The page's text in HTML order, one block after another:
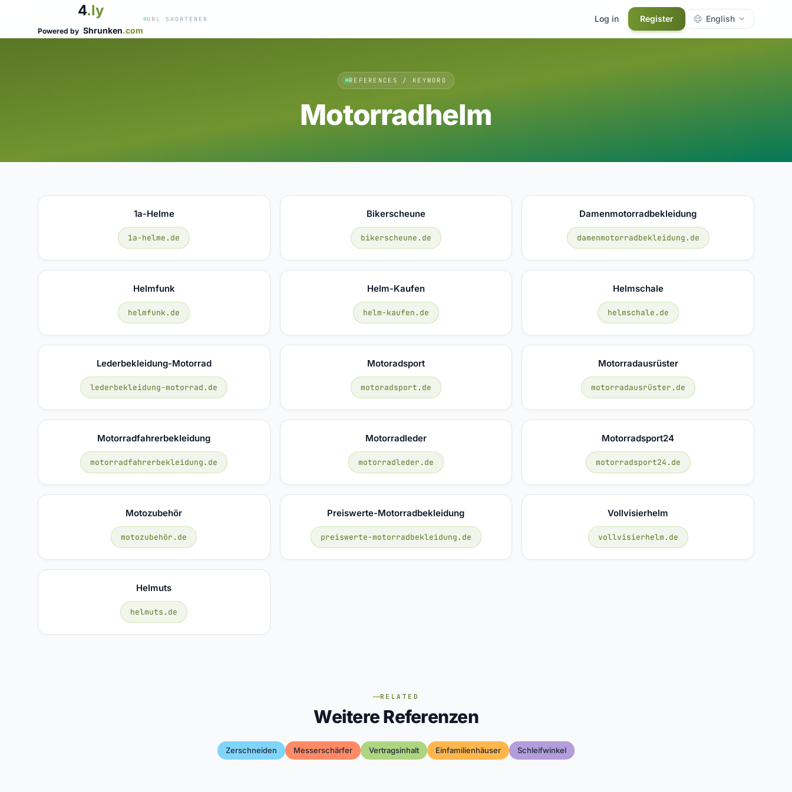
4.ly
Powered by Shrunken.com
URL SHORTENER Log in Register English
REFERENCES / KEYWORD
Motorradhelm
1a-Helme
1a-helme.de
Bikerscheune
bikerscheune.de
Damenmotorradbekleidung
damenmotorradbekleidung.de
Helmfunk
helmfunk.de
Helm-Kaufen
helm-kaufen.de
Helmschale
helmschale.de
Lederbekleidung-Motorrad
lederbekleidung-motorrad.de
Motoradsport
motoradsport.de
Motorradausrüster
motorradausrüster.de
Motorradfahrerbekleidung
motorradfahrerbekleidung.de
Motorradleder
motorradleder.de
Motorradsport24
motorradsport24.de
Motozubehör
motozubehör.de
Preiswerte-Motorradbekleidung
preiswerte-motorradbekleidung.de
Vollvisierhelm
vollvisierhelm.de
Helmuts
helmuts.de
RELATED
Weitere Referenzen
Zerschneiden Messerschärfer Vertragsinhalt Einfamilienhäuser Schleifwinkel